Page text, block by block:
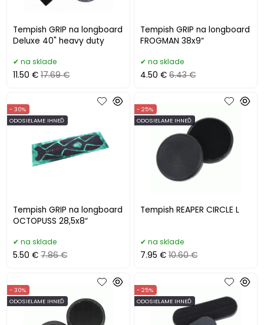
Tempish GRIP na longboard
Deluxe 40" heavy duty
na sklade
11.50 € 17.69 €
Tempish GRIP na longboard
FROGMAN 38x9“
na sklade
4.50 € 6.43 €
Tempish GRIP na longboard
OCTOPUSS 28,5x8“
- 30%
ODOSIELAME IHNEĎ
na sklade
5.50 € 7.86 €
Tempish REAPER CIRCLE L
- 25%
ODOSIELAME IHNEĎ
na sklade
7.95 € 10.60 €
- 30%
ODOSIELAME IHNEĎ
- 25%
ODOSIELAME IHNEĎ